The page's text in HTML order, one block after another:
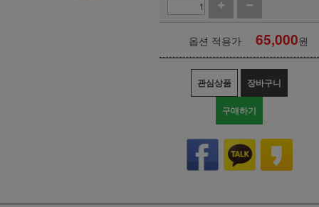
옵션 적용가 65,000원
관심상품 장바구니
구매하기